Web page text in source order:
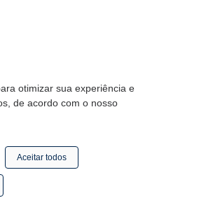
otimizar sua experiência e
de acordo com o nosso
Aceitar todos